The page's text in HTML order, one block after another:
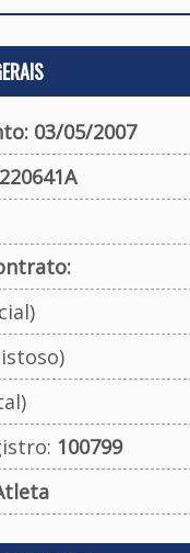
03/05/2007
100799